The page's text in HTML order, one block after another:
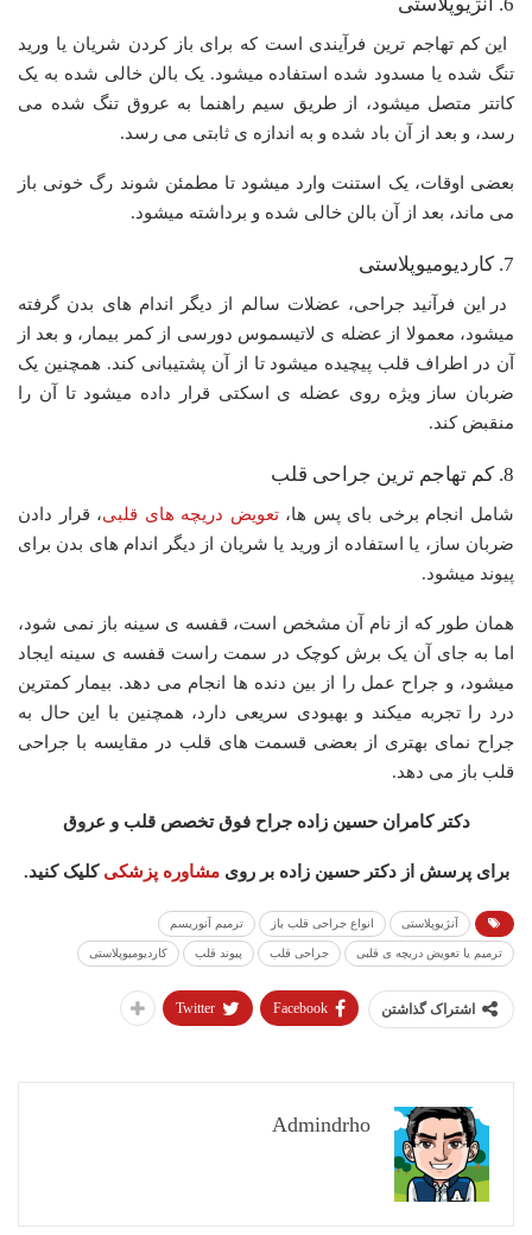
این کم تهاجم ترین فرآیندی است که برای باز کردن شریان یا ورید
تنگ شده یا مسدود شده استفاده میشود. یک بالن خالی شده به یک
کاتتر متصل میشود، از طریق سیم راهنما به عروق تنگ شده می
رسد، و بعد از آن باد شده و به اندازه ی ثابتی می رسد.
بعضی اوقات، یک استنت وارد میشود تا مطمئن شوند رگ خونی باز
می ماند، بعد از آن بالن خالی شده و برداشته میشود.
7. کاردیومیوپلاستی
در این فرآنید جراحی، عضلات سالم از دیگر اندام های بدن گرفته
میشود، معمولا از عضله ی لاتیسموس دورسی از کمر بیمار، و بعد از
آن در اطراف قلب پیچیده میشود تا از آن پشتیبانی کند. همچنین یک
ضربان ساز ویژه روی عضله ی اسکتی قرار داده میشود تا آن را
منقبض کند.
8. کم تهاجم ترین جراحی قلب
شامل انجام برخی بای پس ها،تعویض دریچه های قلبی، قرار دادن
ضربان ساز، یا استفاده از ورید یا شریان از دیگر اندام های بدن برای
پیوند میشود.
همان طور که از نام آن مشخص است، قفسه ی سینه باز نمی شود،
اما به جای آن یک برش کوچک در سمت راست قفسه ی سینه ایجاد
میشود، و جراح عمل را از بین دنده ها انجام می دهد. بیمار کمترین
درد را تجربه میکند و بهبودی سریعی دارد، همچنین با این حال به
جراح نمای بهتری از بعضی قسمت های قلب در مقایسه با جراحی
قلب باز می دهد.
دکتر کامران حسین زاده جراح فوق تخصص قلب و عروق
برای پرسش از دکتر حسین زاده بر رویمشاوره پزشکی کلیک کنید.
آنژیوپلاستی انواع جراحی قلب باز ترمیم آنوریسم
ترمیم یا تعویض دریچه ی قلبی جراحی قلب پیوند قلب کاردیومیوپلاستی
اشتراک گذاشتن Facebook
Twitter
Admindrho